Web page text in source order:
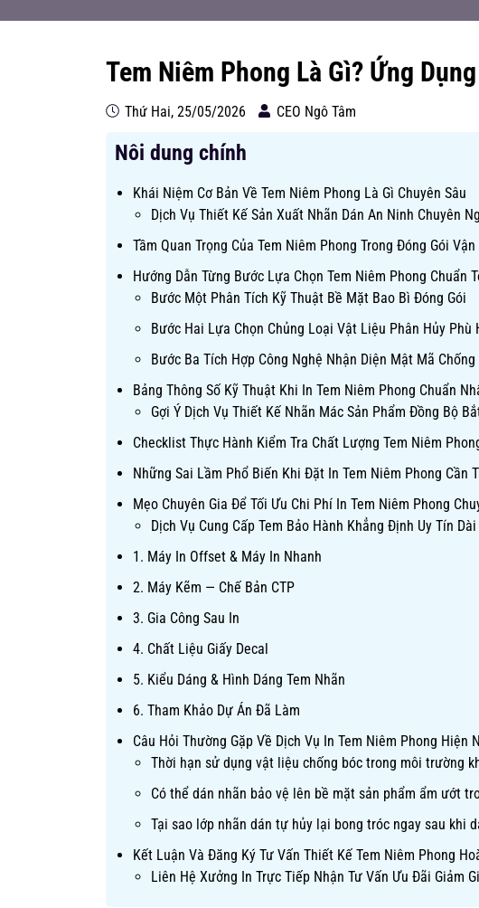
Tem Niêm Phong Là Gì? Ứng
Thứ Hai, 25/05/2026 CEO Ngô Tâm
Nôi dung chính
Khái Niệm Cơ Bản Về Tem Niêm Phong Là Gì Chuyên Sâu
Dịch Vụ Thiết Kế Sản Xuất Nhãn Dán An Ninh Chuyên
Tầm Quan Trọng Của Tem Niêm Phong Trong Đóng Gói Vận
Hướng Dẫn Từng Bước Lựa Chọn Tem Niêm Phong Chuẩn
Bước Một Phân Tích Kỹ Thuật Bề Mặt Bao Bì Đóng Gói
Bước Hai Lựa Chọn Chủng Loại Vật Liệu Phân Hủy Phù
Bước Ba Tích Hợp Công Nghệ Nhận Diện Mật Mã Chống
Bảng Thông Số Kỹ Thuật Khi In Tem Niêm Phong Chuẩn
Gợi Ý Dịch Vụ Thiết Kế Nhãn Mác Sản Phẩm Đồng Bộ
Checklist Thực Hành Kiểm Tra Chất Lượng Tem Niêm
Những Sai Lầm Phổ Biến Khi Đặt In Tem Niêm Phong Cần
Mẹo Chuyên Gia Để Tối Ưu Chi Phí In Tem Niêm Phong
Dịch Vụ Cung Cấp Tem Bảo Hành Khẳng Định Uy Tín
1. Máy In Offset & Máy In Nhanh
2. Máy Kẽm — Chế Bản CTP
3. Gia Công Sau In
4. Chất Liệu Giấy Decal
5. Kiểu Dáng & Hình Dáng Tem Nhãn
6. Tham Khảo Dự Án Đã Làm
Câu Hỏi Thường Gặp Về Dịch Vụ In Tem Niêm Phong Hiện
Thời hạn sử dụng vật liệu chống bóc trong môi trường
Có thể dán nhãn bảo vệ lên bề mặt sản phẩm ẩm ướt
Tại sao lớp nhãn dán tự hủy lại bong tróc ngay sau khi
Kết Luận Và Đăng Ký Tư Vấn Thiết Kế Tem Niêm Phong
Liên Hệ Xưởng In Trực Tiếp Nhận Tư Vấn Ưu Đãi Giảm